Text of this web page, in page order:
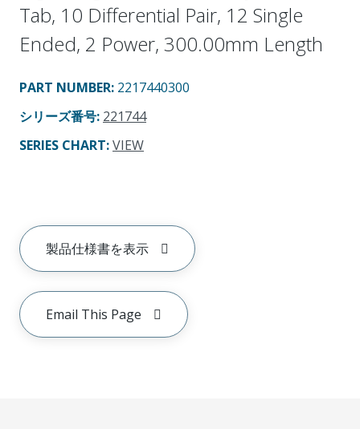
Tab, 10 Differential Pair, 12 Single
Ended, 2 Power, 300.00mm Length
PART NUMBER: 2217440300
シリーズ番号: 221744
SERIES CHART:VIEW
製品仕様書を表示
Email This Page